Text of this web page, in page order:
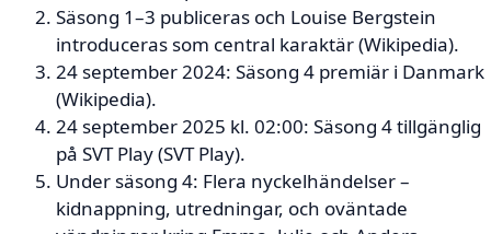
Säsong 1–3 publiceras och Louise Bergstein
introduceras som central karaktär (Wikipedia).
24 september 2024: Säsong 4 premiär i Danmark
(Wikipedia).
24 september 2025 kl. 02:00: Säsong 4 tillgänglig
på SVT Play (SVT Play).
Under säsong 4: Flera nyckelhändelser –
kidnappning, utredningar, och oväntade